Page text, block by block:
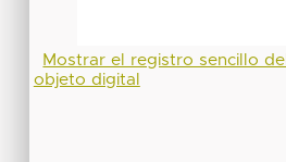
Mostrar el registro sencillo del
objeto digital